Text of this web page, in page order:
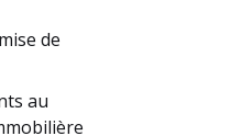
de
au